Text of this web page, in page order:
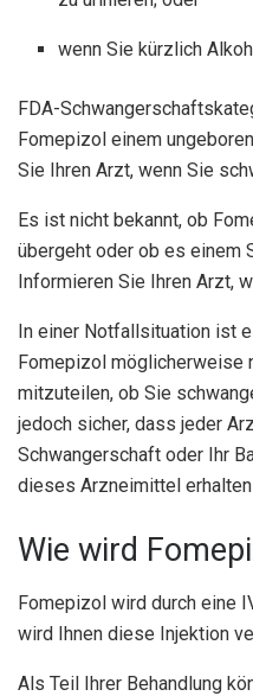
wenn Sie kürzlich
FDA-
Fomepizol einem
Sie Ihren Arzt, wenn Sie
Es ist nicht bekannt, ob
übergeht oder ob es einem
Informieren Sie Ihren Arzt,
In einer Notfallsituation ist
Fomepizol möglicherweise
mitzuteilen, ob Sie
jedoch sicher, dass jeder
Schwangerschaft oder Ihr
dieses Arzneimittel erhalten
Wie wird
Fomepizol wird durch eine
wird Ihnen diese Injektion
Als Teil Ihrer Behandlung